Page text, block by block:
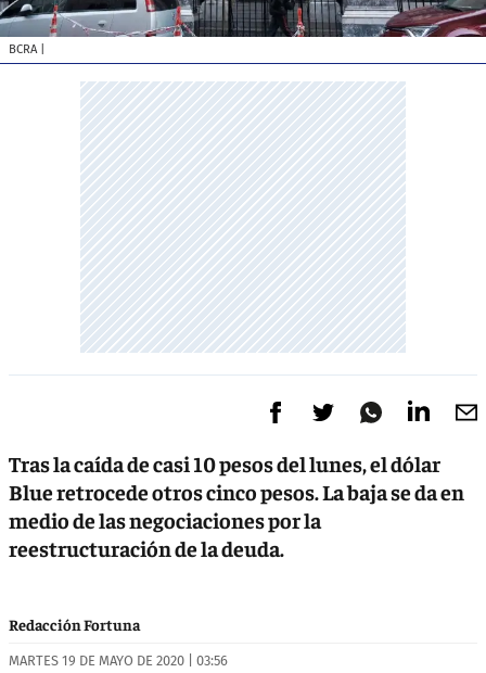
BCRA|
Tras la caída de casi 10 pesos del lunes, el dólar
Blue retrocede otros cinco pesos. La baja se da en
medio de las negociaciones por la
reestructuración de la deuda.
Redacción Fortuna
MARTES 19 DE MAYO DE 2020 | 03:56